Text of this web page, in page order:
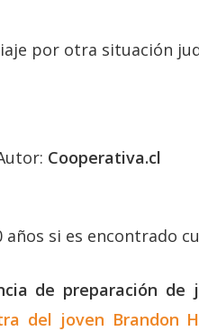
por otra situación
Cooperativa.cl
si es encontrado
de preparación de
del joven Brandon